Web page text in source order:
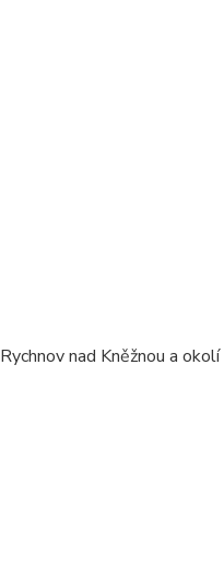
nad Kněžnou a okolí